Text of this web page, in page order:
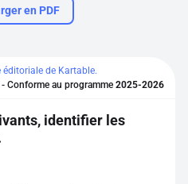
en PDF
éditoriale de Kartable.
- Conforme au programme 2025-2026
identifier les